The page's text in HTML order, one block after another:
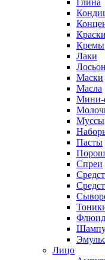
Глина
Кремы
Лаки
Маски
Масла
Мини-
Муссы
Пасты
Спреи
Лицо